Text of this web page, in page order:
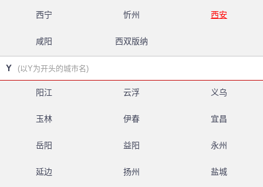
西宁 忻州 西安
咸阳 西双版纳
Y (以Y为开头的城市名)
阳江 云浮 义乌
玉林 伊春 宜昌
岳阳 益阳 永州
延边 扬州 盐城